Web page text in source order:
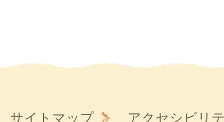
サイトマップ アクセシビリ